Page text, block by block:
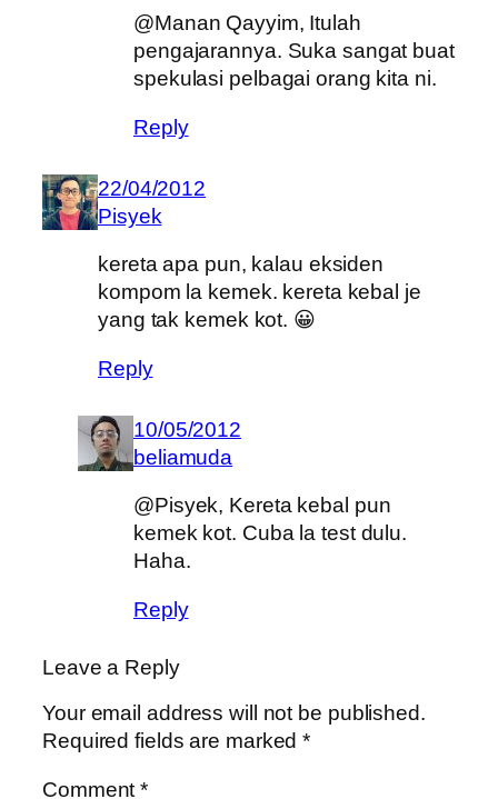
@Manan Qayyim, Itulah
pengajarannya. Suka sangat buat
spekulasi pelbagai orang kita ni.
Reply
22/04/2012
Pisyek
kereta apa pun, kalau eksiden
kompom la kemek. kereta kebal je
yang tak kemek kot. 😀
Reply
10/05/2012
beliamuda
@Pisyek, Kereta kebal pun
kemek kot. Cuba la test dulu.
Haha.
Reply
Leave a Reply
Your email address will not be published.
Required fields are marked*
Comment*